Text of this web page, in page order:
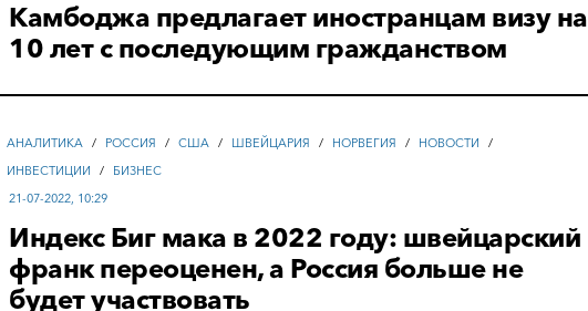
Камбоджа предлагает иностранцам визу на
10 лет с последующим гражданством
АНАЛИТИКА / РОССИЯ / США / ШВЕЙЦАРИЯ / НОРВЕГИЯ / НОВОСТИ
/
ИНВЕСТИЦИИ
/
БИЗНЕС
21-07-2022, 10:29
Индекс Биг мака в 2022 году: швейцарский
франк переоценен, а Россия больше не
будет участвовать